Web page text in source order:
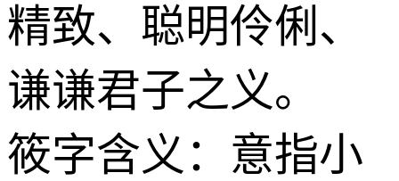
精致、聪明伶俐、
谦谦君子之义。
筱字含义：意指小